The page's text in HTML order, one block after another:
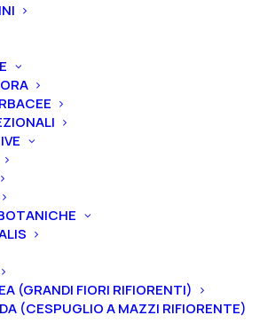
(GRANDI FIORI RIFIORENTI)
(CESPUGLIO A MAZZI RIFIORENTE)
Iris barbata alta (TB)
in Glory”